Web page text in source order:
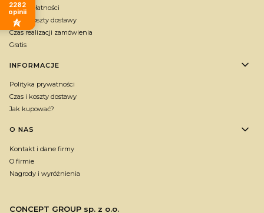
Formy płatności
Czas i koszty dostawy
Czas realizacji zamówienia
Gratis
INFORMACJE
Polityka prywatności
Czas i koszty dostawy
Jak kupować?
O NAS
Kontakt i dane firmy
O firmie
Nagrody i wyróżnienia
CONCEPT GROUP sp. z o.o.
2282
opinii